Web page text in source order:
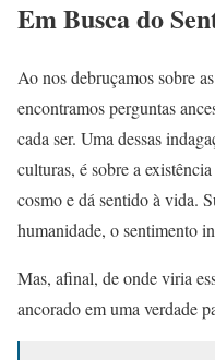
Em Busca do
Ao nos debruçamos sobre
encontramos perguntas
cada ser. Uma dessas
culturas, é sobre a
cosmo e dá sentido à vida.
humanidade, o sentimento
Mas, afinal, de onde viria
ancorado em uma verdade